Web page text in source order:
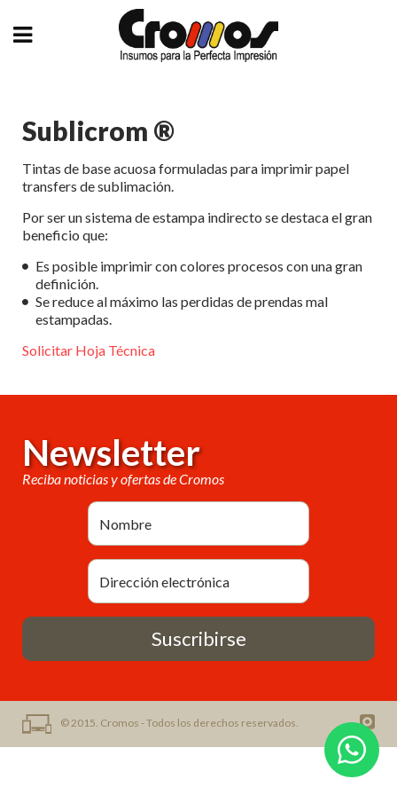
Sublicrom ®
Tintas de base acuosa formuladas para imprimir papel
transfers de sublimación.
Por ser un sistema de estampa indirecto se destaca el gran
beneficio que:
Es posible imprimir con colores procesos con una gran
definición.
Se reduce al máximo las perdidas de prendas mal
estampadas.
Solicitar Hoja Técnica
Newsletter
Reciba noticias y ofertas de Cromos
Suscribirse
© 2015. Cromos - Todos los derechos reservados.